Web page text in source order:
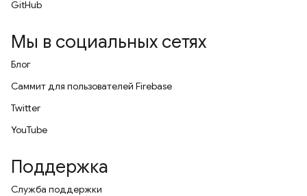
GitHub
Мы в социальных сетях
Блог
Саммит для пользователей Firebase
Twitter
YouTube
Поддержка
Служба поддержки